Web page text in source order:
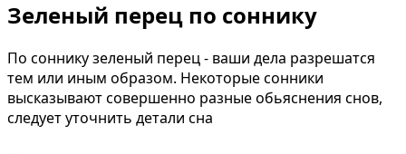
Зеленый перец по соннику
По соннику зеленый перец - ваши дела разрешатся
тем или иным образом. Некоторые сонники
высказывают совершенно разные обьяснения снов,
следует уточнить детали сна